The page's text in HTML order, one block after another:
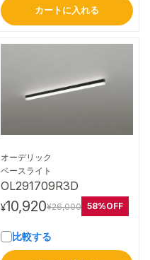
カートに入れる
オーデリック
ベースライト
OL291709R3D
¥10,920¥26,000 58%OFF
比較する